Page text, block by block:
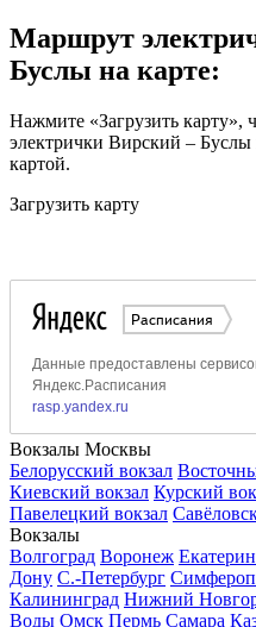
Маршрут
Буслы на карте:
Нажмите «Загрузить карту»,
электрички Вирский – Буслы
картой.
Загрузить карту
Вокзалы Москвы
Белорусский вокзал
Киевский вокзал Курский
Павелецкий вокзал
Вокзалы
Волгоград Воронеж
Дону С.-Петербург
Калининград Нижний
Воды Омск Пермь Самара